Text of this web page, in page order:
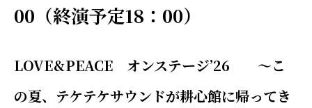
00（終演予定18：00）
LOVE & PEACE オンステージ’26 ～こ
の夏、テケテケサウンドが耕心館に帰ってき